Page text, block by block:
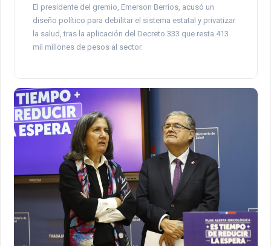
El presidente del gremio, Emerson Berríos, acusó un
diseño político para debilitar el sistema estatal y privatizar
la salud, tras la aplicación del Decreto 333 que resta 413
mil millones de pesos al sector.